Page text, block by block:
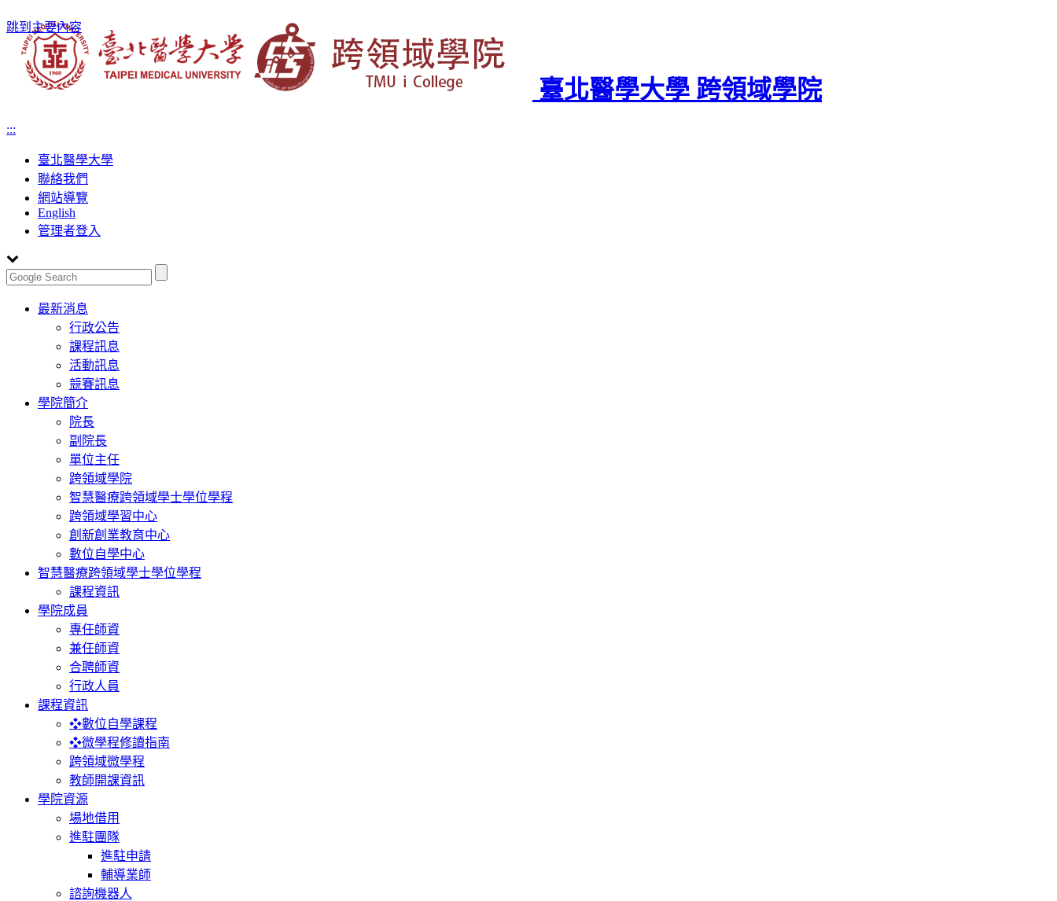
跳到主要內容
臺北醫學大學 跨領域學院
:::
臺北醫學大學
聯絡我們
網站導覽
English
管理者登入
Toggle
navigation
最新消息
行政公告
課程訊息
活動訊息
競賽訊息
學院簡介
院長
副院長
單位主任
跨領域學院
智慧醫療跨領域學士學位學程
跨領域學習中心
創新創業教育中心
數位自學中心
智慧醫療跨領域學士學位學程
課程資訊
學院成員
專任師資
兼任師資
合聘師資
行政人員
課程資訊
❖數位自學課程
❖微學程修讀指南
跨領域微學程
教師開課資訊
學院資源
場地借用
進駐團隊
進駐申請
輔導業師
諮詢機器人